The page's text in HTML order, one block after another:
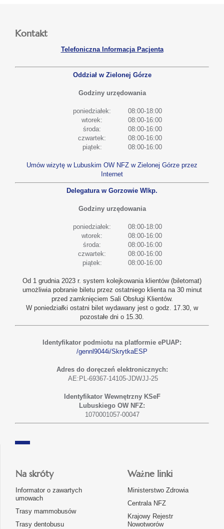
Kontakt
Telefoniczna Informacja Pacjenta
Oddział w Zielonej Górze
Godziny urzędowania
poniedziałek:
08:00-18:00
wtorek:
08:00-16:00
środa:
08:00-16:00
czwartek:
08:00-16:00
piątek:
08:00-16:00
Umów wizytę w Lubuskim OW NFZ w Zielonej Górze przez
Internet
Delegatura w Gorzowie Wlkp.
Godziny urzędowania
poniedziałek:
08:00-18:00
wtorek:
08:00-16:00
środa:
08:00-16:00
czwartek:
08:00-16:00
piątek:
08:00-16:00
Od 1 grudnia 2023 r. system kolejkowania klientów (biletomat)
umożliwia pobranie biletu przez ostatniego klienta na 30 minut
przed zamknięciem Sali Obsługi Klientów.
W poniedziałki ostatni bilet wydawany jest o godz. 17.30, w
pozostałe dni o 15.30.
Identyfikator podmiotu na platformie ePUAP:
/gennl9044i/SkrytkaESP
Adres do doręczeń elektronicznych:
AE:PL-69367-14105-JDWJJ-25
Identyfikator Wewnętrzny KSeF
Lubuskiego OW NFZ:
1070001057-00047
Na skróty
Informator o zawartych
umowach
Trasy mammobusów
Trasy dentobusu
Ważne linki
Ministerstwo Zdrowia
Centrala NFZ
Krajowy Rejestr
Nowotworów